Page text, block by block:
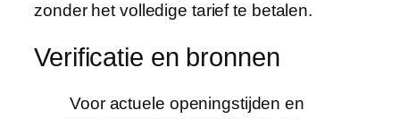
zonder het volledige tarief te betalen.
Verificatie en bronnen
Voor actuele openingstijden en